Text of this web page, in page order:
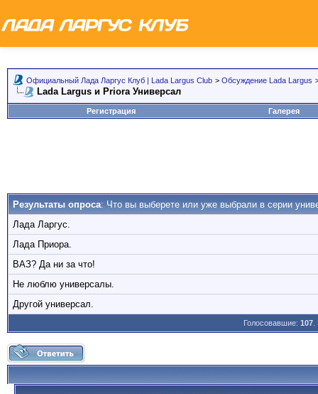
Официальный Лада Ларгус Клуб | Lada Largus Club > Обсуждение Lada Largus
Lada Largus и Priora Универсал
Регистрация Галерея
Результаты опроса: Что вы выберете или уже выбрали в серии
Лада Ларгус.
Лада Приора.
ВАЗ? Да ни за что!
Не люблю универсалы.
Другой универсал.
Голосовавшие: 107.